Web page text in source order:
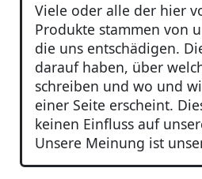
Viele oder alle der hier
Produkte stammen von
die uns entschädigen.
darauf haben, über
schreiben und wo und
einer Seite erscheint.
keinen Einfluss auf
Unsere Meinung ist